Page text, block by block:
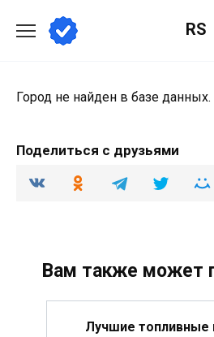
содержанию
RS
Город не найден в базе данных.
Поделиться с друзьями
Вам также может
Лучшие топливные